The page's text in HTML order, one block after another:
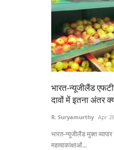
भारत-न्यूजीलैंड
दावों में इतना अंतर
R. Suryamurthy Apr
भारत-न्यूजीलैंड मुक्त
महत्वाकांक्षाओं...